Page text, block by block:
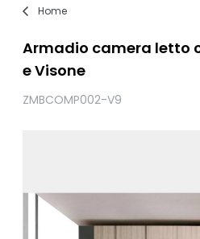
Home
Armadio camera letto
e Visone
ZMBCOMP002-V9